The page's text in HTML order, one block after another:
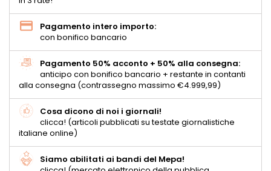
Pagamento intero importo:
con bonifico bancario
Pagamento 50% acconto + 50% alla consegna:
anticipo con bonifico bancario + restante in contanti
alla consegna (contrassegno massimo €4.999,99)
Cosa dicono di noi i giornali!
clicca! (articoli pubblicati su testate giornalistiche
italiane online)
Siamo abilitati ai bandi del Mepa!